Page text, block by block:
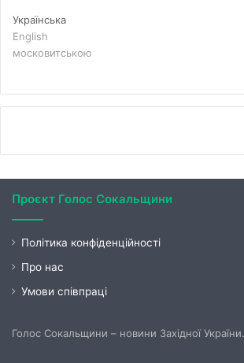
Українська
English
московитською
Проєкт Голос Сокальщини
Політика конфіденційності
Про нас
Умови співпраці
Голос Сокальщини – новини Західної України.